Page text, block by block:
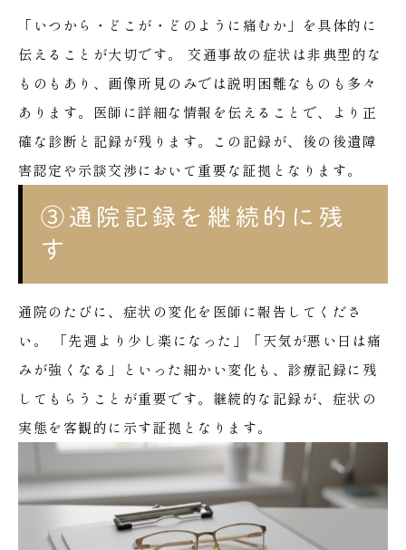
「いつから・どこが・どのように痛むか」を具体的に
伝えることが大切です。
交通事故の症状は非典型的な
ものもあり、画像所見のみでは説明困難なものも多々
あります。医師に詳細な情報を伝えることで、より正
確な診断と記録が残ります。この記録が、後の後遺障
害認定や示談交渉において重要な証拠となります。
③通院記録を継続的に残
す
通院のたびに、症状の変化を医師に報告してくださ
い。
「先週より少し楽になった」「天気が悪い日は痛
みが強くなる」といった細かい変化も、診療記録に残
してもらうことが重要です。継続的な記録が、症状の
実態を客観的に示す証拠となります。